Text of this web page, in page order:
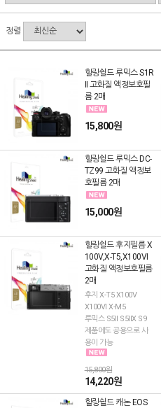
정렬
힐링쉴드 루믹스 S1R
II 고화질 액정보호필
름 2매
15,800원
힐링쉴드 루믹스 DC-
TZ99 고화질 액정보
호필름 2매
15,000원
힐링쉴드 후지필름 X
100V,X-T5,X100VI
고화질 액정보호필름
2매
후지 X-T5 X100V
X100VI X-M5
루믹스 S5II S5IIX S9
제품에도 공용으로 사
용이 가능
15,800원
14,220원
힐링쉴드 캐논 EOS